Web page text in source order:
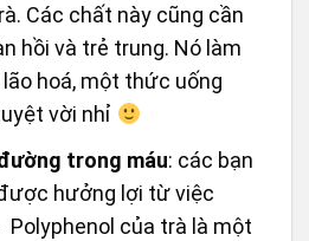
Các chất này cũng cần
hồi và trẻ trung. Nó làm
hoá, một thức uống
vời nhỉ
trong máu: các bạn
hưởng lợi từ việc
Polyphenol của trà là một